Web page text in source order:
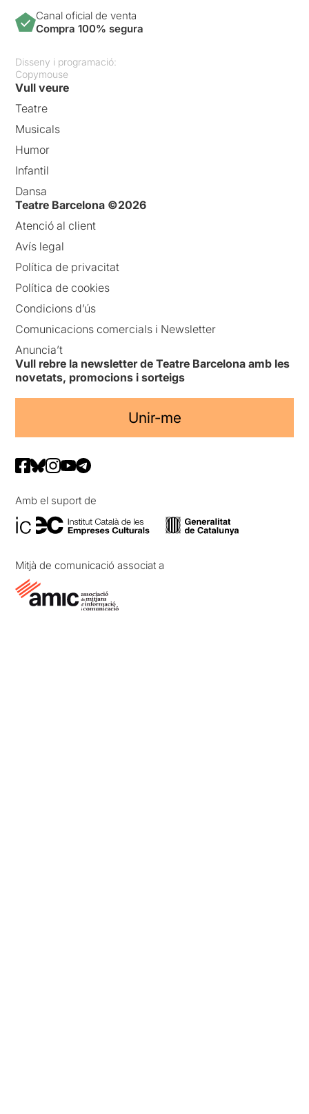
Canal oficial de venta
Compra 100% segura
Disseny i programació:
Copymouse
Vull veure
Teatre
Musicals
Humor
Infantil
Dansa
Teatre Barcelona ©2026
Atenció al client
Avís legal
Política de privacitat
Política de cookies
Condicions d’ús
Comunicacions comercials i Newsletter
Anuncia’t
Vull rebre la newsletter de Teatre Barcelona amb les
novetats, promocions i sorteigs
Unir-me
Amb el suport de
Mitjà de comunicació associat a